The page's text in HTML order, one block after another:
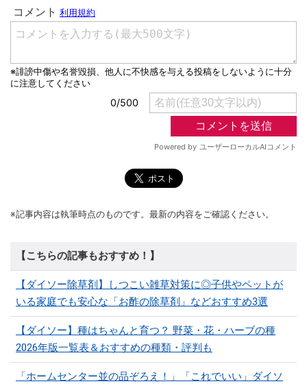
※記事内容は執筆時点のものです。最新の内容をご確認ください。
【こちらの記事もおすすめ！】
【ダイソー除草剤】しつこい雑草対策に◎子供やペットが
いる家庭でも安心な「お酢の除草剤」などおすすめ3選
【ダイソー】種はちゃんと育つ？ 野菜・花・ハーブの種
2026年版一覧表＆おすすめの種類・評判も
「ホームセンター並の品ぞろえ！」「これでいい」ダイソ